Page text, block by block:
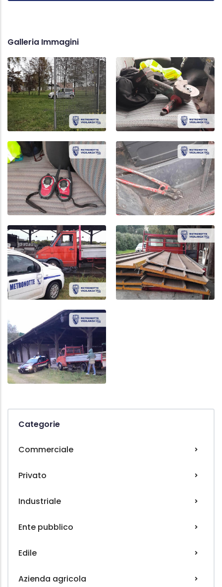
Galleria Immagini
Categorie
Commerciale
Privato
Industriale
Ente pubblico
Edile
Azienda agricola